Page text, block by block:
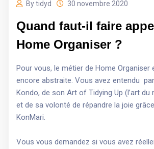
By tidyd 30 novembre 2020
Quand faut-il faire
Home Organiser ?
Pour vous, le métier de Home Organiser
encore abstraite. Vous avez entendu
Kondo, de son Art of Tidying Up (l’art du
et de sa volonté de répandre la joie
KonMari.
Vous vous demandez si vous avez